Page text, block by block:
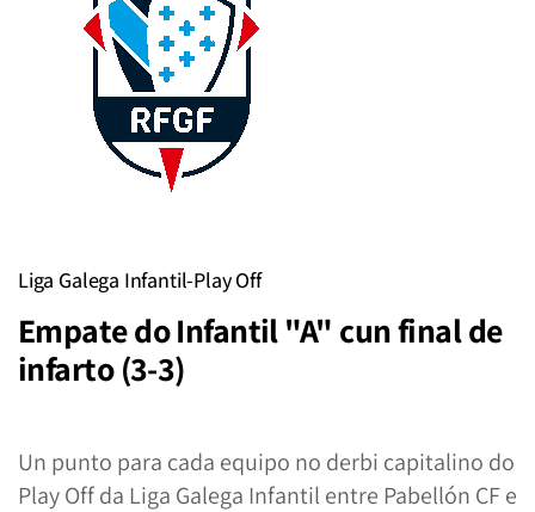
Liga Galega Infantil-Play Off
Empate do Infantil "A" cun final de
infarto (3-3)
Un punto para cada equipo no derbi capitalino do
Play Off da Liga Galega Infantil entre Pabellón CF e